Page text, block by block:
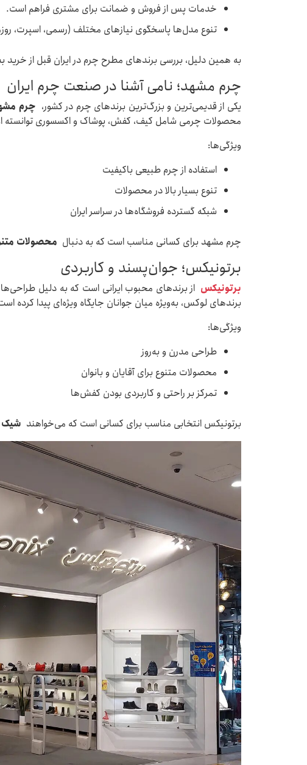
خدمات پس از فروش و ضمانت برای مشتری فراهم است.
تنوع مدل‌ها پاسخگوی نیازهای مختلف (رسمی، اسپرت،
به همین دلیل، بررسی برندهای مطرح چرم در ایران قبل از
چرم مشهد؛ نامی آشنا در صنعت چرم ایران
یکی از قدیمی‌ترین و بزرگ‌ترین برندهای چرم در کشور، چرم
محصولات چرمی شامل کیف، کفش، پوشاک و اکسسوری توانسته
ویژگی‌ها:
استفاده از چرم طبیعی باکیفیت
تنوع بسیار بالا در محصولات
شبکه گسترده فروشگاه‌ها در سراسر ایران
چرم مشهد برای کسانی مناسب است که به دنبال محصولات
برتونیکس؛ جوان‌پسند و کاربردی
برتونیکس از برندهای محبوب ایرانی است که به دلیل
برندهای لوکس، به‌ویژه میان جوانان جایگاه ویژه‌ای پیدا کرده
ویژگی‌ها:
طراحی مدرن و به‌روز
محصولات متنوع برای آقایان و بانوان
تمرکز بر راحتی و کاربردی بودن کفش‌ها
برتونیکس انتخابی مناسب برای کسانی است که می‌خواهند شیک